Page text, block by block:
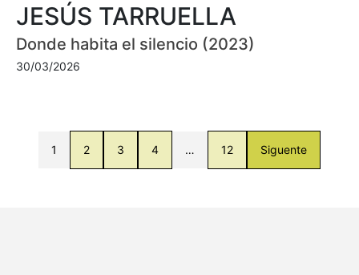
JESÚS TARRUELLA
Donde habita el silencio (2023)
30/03/2026
1 2 3 4 … 12 Siguente